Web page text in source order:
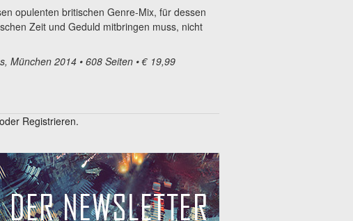
opulenten britischen Genre-Mix, für dessen
Zeit und Geduld mitbringen muss, nicht
München 2014 • 608 Seiten • € 19,99
Registrieren.